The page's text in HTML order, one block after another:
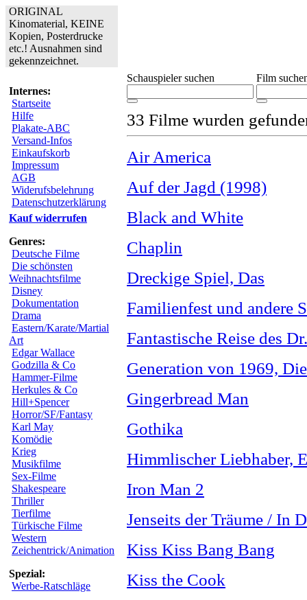
ORIGINAL
Kinomaterial, KEINE
Kopien, Posterdrucke
etc.! Ausnahmen sind
gekennzeichnet.
Internes:
Startseite
Hilfe
Plakate-ABC
Versand-Infos
Einkaufskorb
Impressum
AGB
Widerufsbelehrung
Datenschutzerklärung
Kauf widerrufen
Genres:
Deutsche Filme
Die schönsten
Weihnachtsfilme
Disney
Dokumentation
Drama
Eastern/Karate/Martial
Art
Edgar Wallace
Godzilla & Co
Hammer-Filme
Herkules & Co
Hill+Spencer
Horror/SF/Fantasy
Karl May
Komödie
Krieg
Musikfilme
Sex-Filme
Shakespeare
Thriller
Tierfilme
Türkische Filme
Western
Zeichentrick/Animation
Spezial:
Werbe-Ratschläge
Schauspieler suchen Film
33 Filme wurden
Air America
Auf der Jagd (1998)
Black and White
Chaplin
Dreckige Spiel, Das
Familienfest und andere
Fantastische Reise des
Generation von 1969, Die
Gingerbread Man
Gothika
Himmlischer Liebhaber,
Iron Man 2
Jenseits der Träume / In
Kiss Kiss Bang Bang
Kiss the Cook